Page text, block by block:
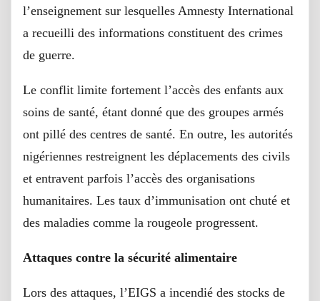
l’enseignement sur lesquelles Amnesty International
a recueilli des informations constituent des crimes
de guerre.
Le conflit limite fortement l’accès des enfants aux
soins de santé, étant donné que des groupes armés
ont pillé des centres de santé. En outre, les autorités
nigériennes restreignent les déplacements des civils
et entravent parfois l’accès des organisations
humanitaires. Les taux d’immunisation ont chuté et
des maladies comme la rougeole progressent.
Attaques contre la sécurité alimentaire
Lors des attaques, l’EIGS a incendié des stocks de